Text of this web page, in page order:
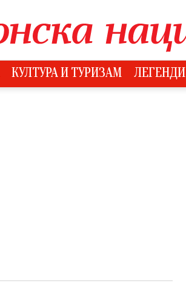
КУЛТУРА И ТУРИЗАМ ЛЕГЕНДИ